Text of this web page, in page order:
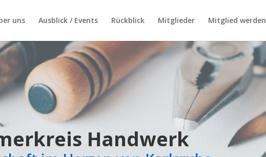
uns Ausblick / Events Rückblick Mitglieder Mitglied werden
Handwerk